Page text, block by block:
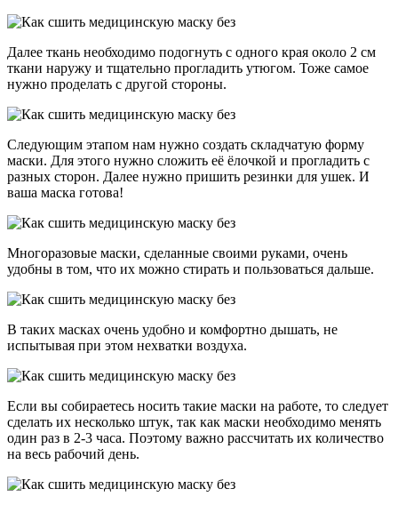
Далее ткань необходимо подогнуть с одного края около 2 см
ткани наружу и тщательно прогладить утюгом. Тоже самое
нужно проделать с другой стороны.
Следующим этапом нам нужно создать складчатую форму
маски. Для этого нужно сложить её ёлочкой и прогладить с
разных сторон. Далее нужно пришить резинки для ушек. И
ваша маска готова!
Многоразовые маски, сделанные своими руками, очень
удобны в том, что их можно стирать и пользоваться дальше.
В таких масках очень удобно и комфортно дышать, не
испытывая при этом нехватки воздуха.
Если вы собираетесь носить такие маски на работе, то следует
сделать их несколько штук, так как маски необходимо менять
один раз в 2-3 часа. Поэтому важно рассчитать их количество
на весь рабочий день.